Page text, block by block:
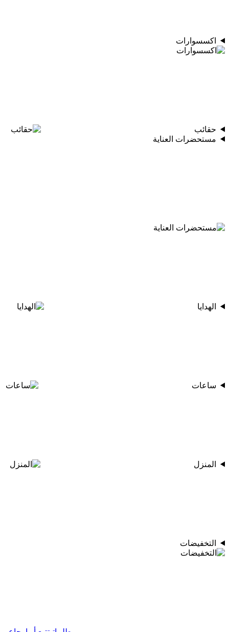
اكسسوارات
حقائب
مستحضرات العناية
الهدايا
ساعات
المنزل
التخفيضات